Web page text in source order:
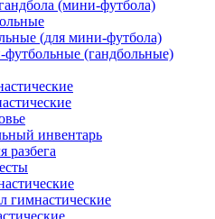
(мини-футбола)
(для мини-футбола)
(гандбольные)
инвентарь
разбега
гимнастические